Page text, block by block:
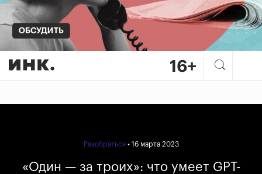
Разобраться• 16 марта 2023
«Один — за троих»: что умеет GPT-